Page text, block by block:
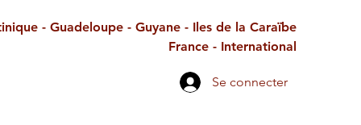
- Guadeloupe - Guyane - Iles de la Caraïbe
France - International
Se connecter